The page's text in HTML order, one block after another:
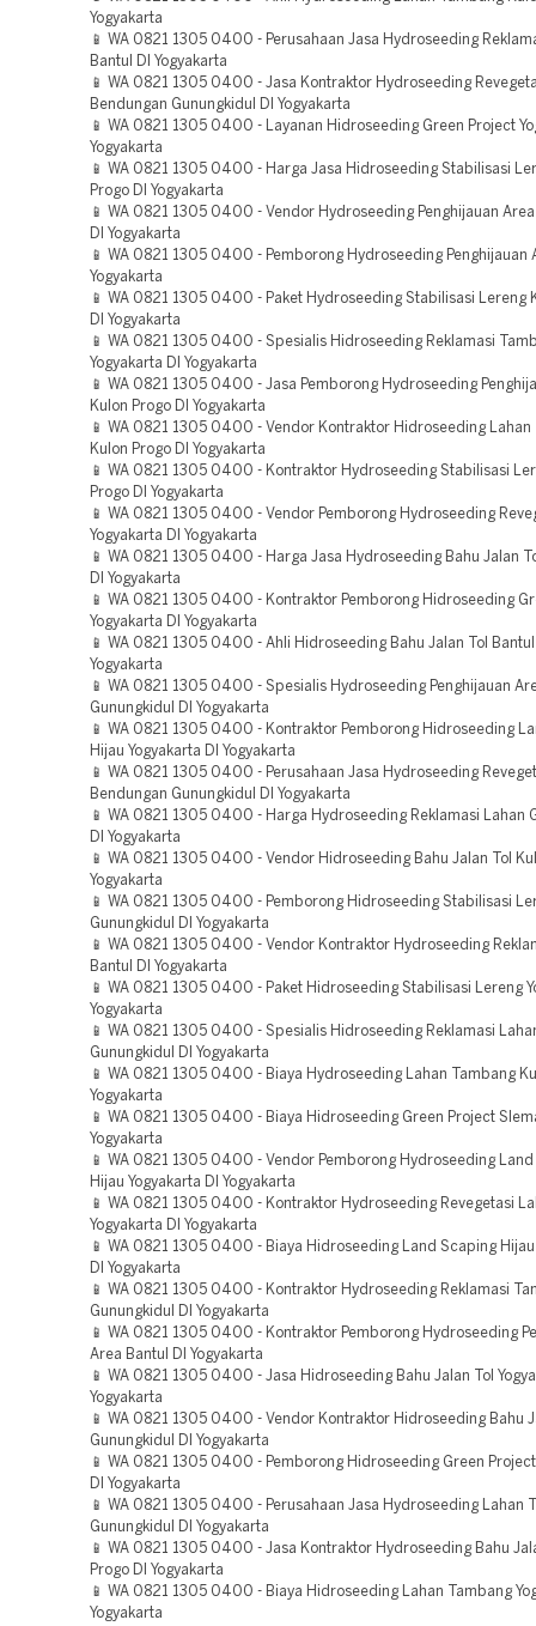
Yogyakarta
📱 WA 0821 1305 0400 - Perusahaan Jasa Hydroseeding
Bantul DI Yogyakarta
📱 WA 0821 1305 0400 - Jasa Kontraktor Hydroseeding
Bendungan Gunungkidul DI Yogyakarta
📱 WA 0821 1305 0400 - Layanan Hidroseeding Green Project
Yogyakarta
📱 WA 0821 1305 0400 - Harga Jasa Hidroseeding Stabilisasi
Progo DI Yogyakarta
📱 WA 0821 1305 0400 - Vendor Hydroseeding Penghijauan
DI Yogyakarta
📱 WA 0821 1305 0400 - Pemborong Hydroseeding Penghijauan
Yogyakarta
📱 WA 0821 1305 0400 - Paket Hydroseeding Stabilisasi Lereng
DI Yogyakarta
📱 WA 0821 1305 0400 - Spesialis Hidroseeding Reklamasi
Yogyakarta DI Yogyakarta
📱 WA 0821 1305 0400 - Jasa Pemborong Hydroseeding
Kulon Progo DI Yogyakarta
📱 WA 0821 1305 0400 - Vendor Kontraktor Hidroseeding Lahan
Kulon Progo DI Yogyakarta
📱 WA 0821 1305 0400 - Kontraktor Hydroseeding Stabilisasi
Progo DI Yogyakarta
📱 WA 0821 1305 0400 - Vendor Pemborong Hydroseeding
Yogyakarta DI Yogyakarta
📱 WA 0821 1305 0400 - Harga Jasa Hydroseeding Bahu Jalan
DI Yogyakarta
📱 WA 0821 1305 0400 - Kontraktor Pemborong Hidroseeding
Yogyakarta DI Yogyakarta
📱 WA 0821 1305 0400 - Ahli Hidroseeding Bahu Jalan Tol Bantul
Yogyakarta
📱 WA 0821 1305 0400 - Spesialis Hydroseeding Penghijauan
Gunungkidul DI Yogyakarta
📱 WA 0821 1305 0400 - Kontraktor Pemborong Hidroseeding
Hijau Yogyakarta DI Yogyakarta
📱 WA 0821 1305 0400 - Perusahaan Jasa Hydroseeding
Bendungan Gunungkidul DI Yogyakarta
📱 WA 0821 1305 0400 - Harga Hydroseeding Reklamasi Lahan
DI Yogyakarta
📱 WA 0821 1305 0400 - Vendor Hidroseeding Bahu Jalan Tol
Yogyakarta
📱 WA 0821 1305 0400 - Pemborong Hidroseeding Stabilisasi
Gunungkidul DI Yogyakarta
📱 WA 0821 1305 0400 - Vendor Kontraktor Hydroseeding
Bantul DI Yogyakarta
📱 WA 0821 1305 0400 - Paket Hidroseeding Stabilisasi Lereng
Yogyakarta
📱 WA 0821 1305 0400 - Spesialis Hidroseeding Reklamasi
Gunungkidul DI Yogyakarta
📱 WA 0821 1305 0400 - Biaya Hydroseeding Lahan Tambang
Yogyakarta
📱 WA 0821 1305 0400 - Biaya Hidroseeding Green Project
Yogyakarta
📱 WA 0821 1305 0400 - Vendor Pemborong Hydroseeding
Hijau Yogyakarta DI Yogyakarta
📱 WA 0821 1305 0400 - Kontraktor Hydroseeding Revegetasi
Yogyakarta DI Yogyakarta
📱 WA 0821 1305 0400 - Biaya Hidroseeding Land Scaping Hijau
DI Yogyakarta
📱 WA 0821 1305 0400 - Kontraktor Hydroseeding Reklamasi
Gunungkidul DI Yogyakarta
📱 WA 0821 1305 0400 - Kontraktor Pemborong Hydroseeding
Area Bantul DI Yogyakarta
📱 WA 0821 1305 0400 - Jasa Hidroseeding Bahu Jalan Tol
Yogyakarta
📱 WA 0821 1305 0400 - Vendor Kontraktor Hidroseeding Bahu
Gunungkidul DI Yogyakarta
📱 WA 0821 1305 0400 - Pemborong Hidroseeding Green
DI Yogyakarta
📱 WA 0821 1305 0400 - Perusahaan Jasa Hydroseeding Lahan
Gunungkidul DI Yogyakarta
📱 WA 0821 1305 0400 - Jasa Kontraktor Hydroseeding Bahu
Progo DI Yogyakarta
📱 WA 0821 1305 0400 - Biaya Hidroseeding Lahan Tambang
Yogyakarta